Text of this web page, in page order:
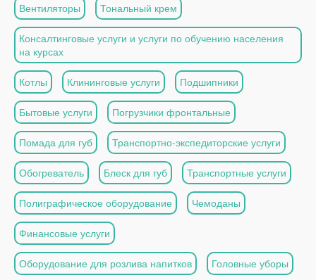
Вентиляторы Тональный крем
Консалтинговые услуги и услуги по обучению населения
на курсах
Котлы Клининговые услуги Подшипники
Бытовые услуги Погрузчики фронтальные
Помада для губ Транспортно-экспедиторские услуги
Обогреватель Блеск для губ Транспортные услуги
Полиграфическое оборудование Чемоданы
Финансовые услуги
Оборудование для розлива напитков Головные уборы